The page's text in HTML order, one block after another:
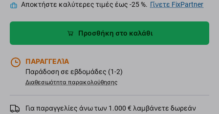
Αποκτήστε καλύτερες τιμές έως -25 %. Γίνετε FixPartner
Προσθήκη στο καλάθι
ΠΑΡΑΓΓΕΛΊΑ
Παράδοση σε εβδομάδες (1-2)
Διαθεσιμότητα παρακολούθησης
Για παραγγελίες άνω των 1.000 € λαμβάνετε δωρεάν